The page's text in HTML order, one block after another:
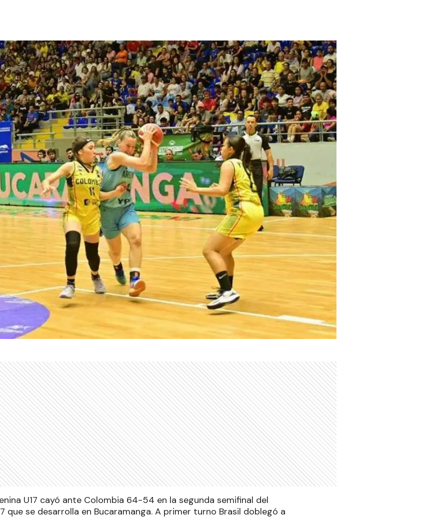
U17 cayó ante Colombia 64-54 en la segunda semifinal del
que se desarrolla en Bucaramanga. A primer turno Brasil doblegó a